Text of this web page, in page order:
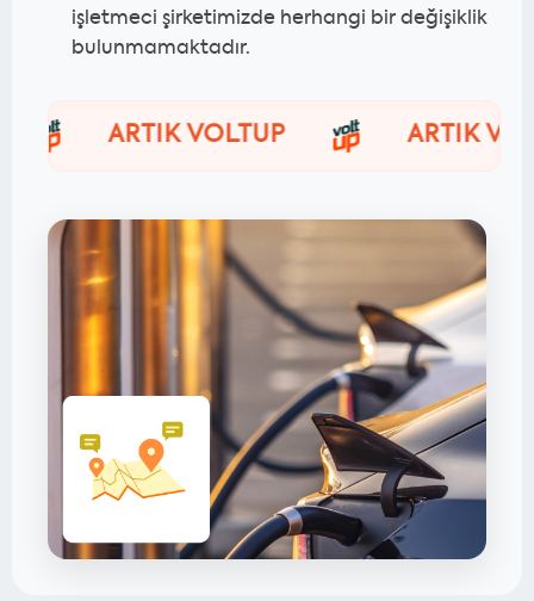
işletmeci şirketimizde herhangi bir değişiklik
bulunmamaktadır.
ARTIK VOLTUP ARTIK VOLTUP